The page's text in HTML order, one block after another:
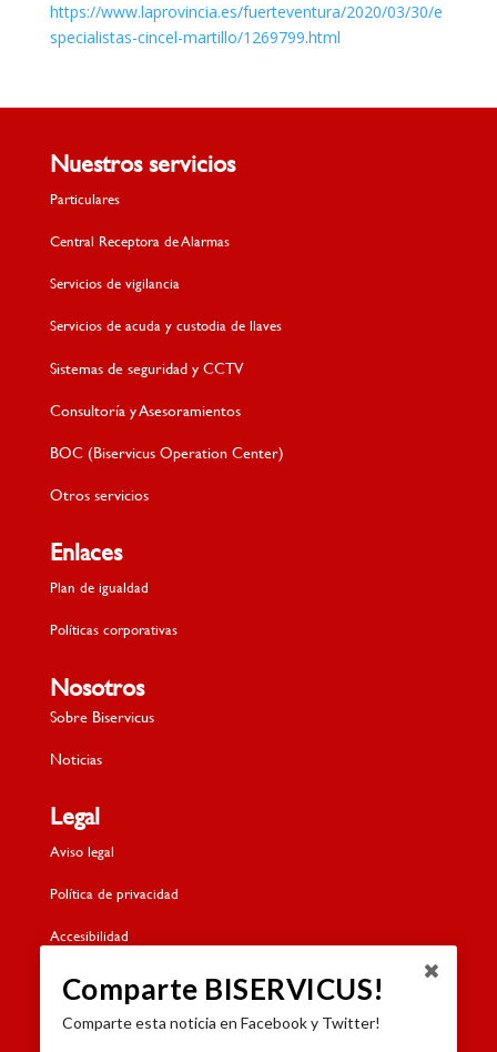
https://www.laprovincia.es/fuerteventura/2020/03/30/e
specialistas-cincel-martillo/1269799.html
Nuestros servicios
Particulares
Central Receptora de Alarmas
Servicios de vigilancia
Servicios de acuda y custodia de llaves
Sistemas de seguridad y CCTV
Consultoría y Asesoramientos
BOC (Biservicus Operation Center)
Otros servicios
Enlaces
Plan de igualdad
Políticas corporativas
Nosotros
Sobre Biservicus
Noticias
Legal
Aviso legal
Política de privacidad
Accesibilidad
Política de cookies
Contacto
Comparte BISERVICUS!
Comparte esta noticia en Facebook y Twitter!